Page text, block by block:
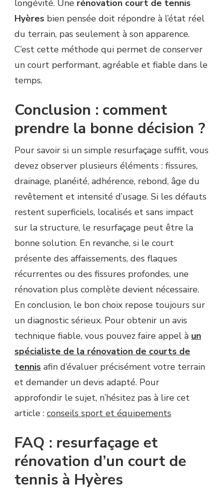
longévité. Une rénovation court de tennis
Hyères bien pensée doit répondre à l’état réel
du terrain, pas seulement à son apparence.
C’est cette méthode qui permet de conserver
un court performant, agréable et fiable dans le
temps.
Conclusion : comment
prendre la bonne décision ?
Pour savoir si un simple resurfaçage suffit, vous
devez observer plusieurs éléments : fissures,
drainage, planéité, adhérence, rebond, âge du
revêtement et intensité d’usage. Si les défauts
restent superficiels, localisés et sans impact
sur la structure, le resurfaçage peut être la
bonne solution. En revanche, si le court
présente des affaissements, des flaques
récurrentes ou des fissures profondes, une
rénovation plus complète devient nécessaire.
En conclusion, le bon choix repose toujours sur
un diagnostic sérieux. Pour obtenir un avis
technique fiable, vous pouvez faire appel à un
spécialiste de la rénovation de courts de
tennis afin d’évaluer précisément votre terrain
et demander un devis adapté. Pour
approfondir le sujet, n’hésitez pas à lire cet
article : conseils sport et équipements
FAQ : resurfaçage et
rénovation d’un court de
tennis à Hyères